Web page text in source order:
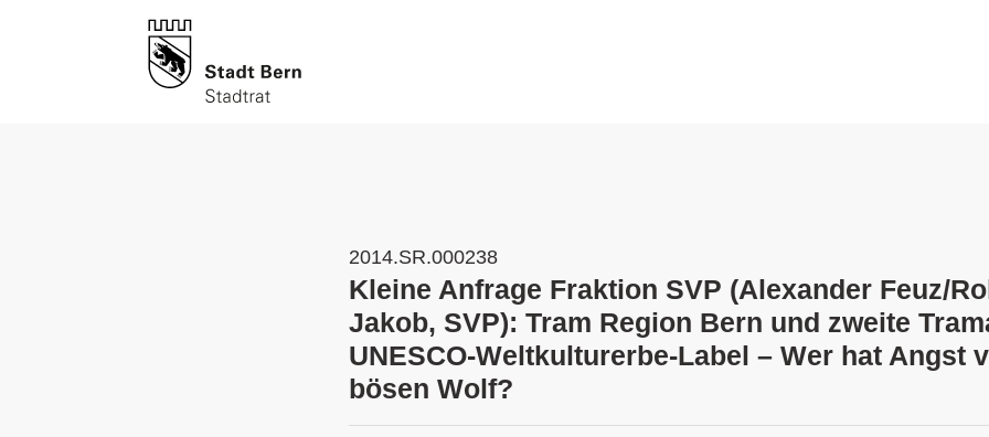
2014.SR.000238
Kleine Anfrage Fraktion SVP (Alexander Feuz/
Jakob, SVP): Tram Region Bern und zweite
UNESCO-Weltkulturerbe-Label – Wer hat Angst
bösen Wolf?